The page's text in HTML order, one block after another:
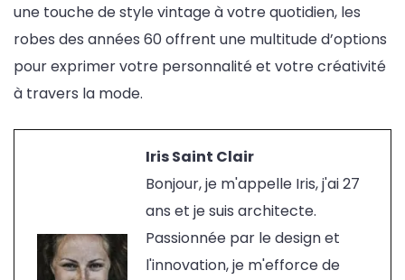
une touche de style vintage à votre quotidien, les
robes des années 60 offrent une multitude d’options
pour exprimer votre personnalité et votre créativité
à travers la mode.
Iris Saint Clair
Bonjour, je m'appelle Iris, j'ai 27
ans et je suis architecte.
Passionnée par le design et
l'innovation, je m'efforce de